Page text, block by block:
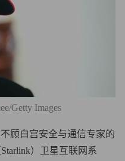
Getty Images
顾白宫安全与通信专家的
）卫星互联网系